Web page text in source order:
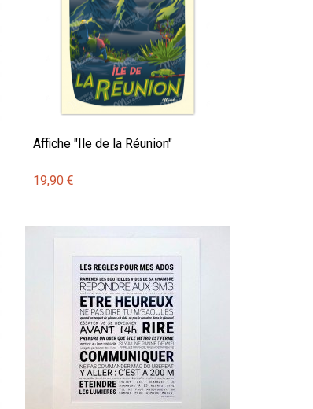
Affiche "Ile de la Réunion"
19,90 €